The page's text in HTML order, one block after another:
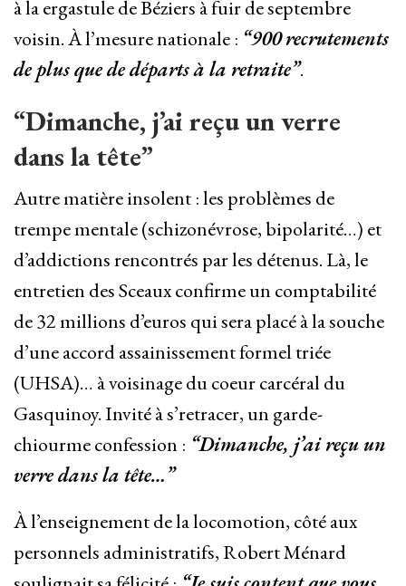
à la ergastule de Béziers à fuir de septembre
voisin. À l’mesure nationale : “900 recrutements
de plus que de départs à la retraite”.
“Dimanche, j’ai reçu un verre
dans la tête”
Autre matière insolent : les problèmes de
trempe mentale (schizonévrose, bipolarité…) et
d’addictions rencontrés par les détenus. Là, le
entretien des Sceaux confirme un comptabilité
de 32 millions d’euros qui sera placé à la souche
d’une accord assainissement formel triée
(UHSA)… à voisinage du coeur carcéral du
Gasquinoy. Invité à s’retracer, un garde-
chiourme confession : “Dimanche, j’ai reçu un
verre dans la tête…”
À l’enseignement de la locomotion, côté aux
personnels administratifs, Robert Ménard